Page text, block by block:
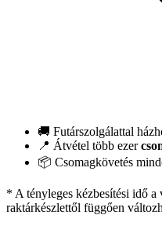
🚚 Futárszolgálattal
📍 Átvétel több ezer
📦 Csomagkövetés
* A tényleges kézbesítési idő a
raktárkészlettől függően